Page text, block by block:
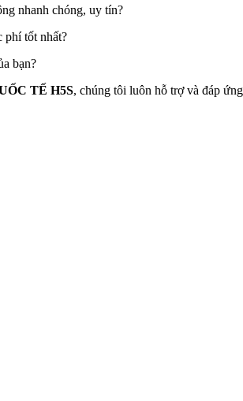
nhanh chóng, uy tín?
phí tốt nhất?
bạn?
TẾ H5S, chúng tôi luôn hỗ trợ và đáp